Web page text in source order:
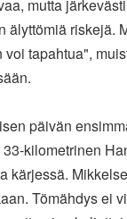
mutta
älyttömiä riskejä.
voi tapahtua",
päivän
kilometrinen
kärjessä.
Tömähdys ei